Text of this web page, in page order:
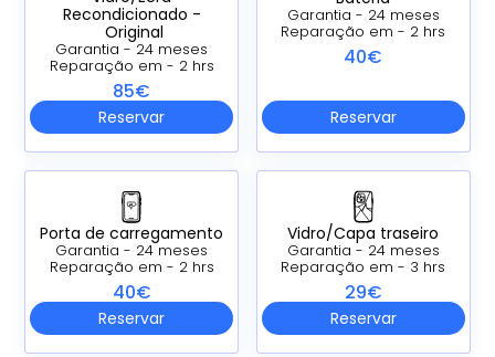
Recondicionado -
Original
Garantia - 24 meses
Reparação em - 2 hrs
85€
Reservar
Garantia - 24 meses
Reparação em - 2 hrs
40€
Reservar
Porta de carregamento
Garantia - 24 meses
Reparação em - 2 hrs
40€
Reservar
Vidro/Capa traseiro
Garantia - 24 meses
Reparação em - 3 hrs
29€
Reservar